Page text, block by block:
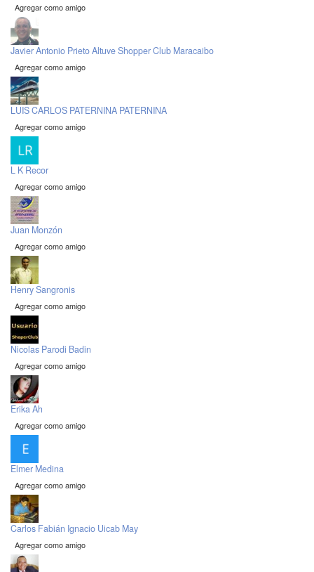
Agregar como amigo
Javier Antonio Prieto Altuve Shopper Club Maracaibo
Agregar como amigo
LUIS CARLOS PATERNINA PATERNINA
Agregar como amigo
L K Recor
Agregar como amigo
Juan Monzón
Agregar como amigo
Henry Sangronis
Agregar como amigo
Nicolas Parodi Badin
Agregar como amigo
Erika Ah
Agregar como amigo
Elmer Medina
Agregar como amigo
Carlos Fabián Ignacio Uicab May
Agregar como amigo